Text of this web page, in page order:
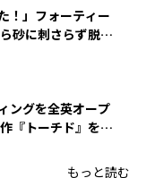
！」フォーティー
砂に刺さらず脱出
ングを全英オープ
『トーチド』を投
もっと読む